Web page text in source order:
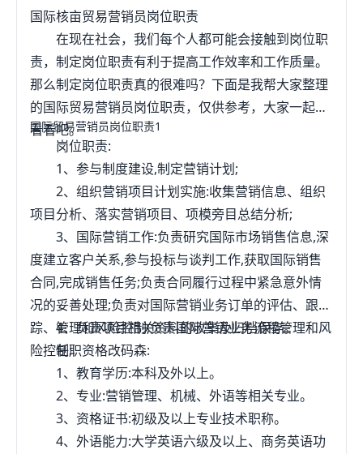
国际核亩贸易营销员岗位职责
在现在社会，我们每个人都可能会接触到岗位职
责，制定岗位职责有利于提高工作效率和工作质量。
那么制定岗位职责真的很难吗？下面是我帮大家整理
的国际贸易营销员岗位职责，仅供参考，大家一起来
看看吧。
国际贸易营销员岗位职责1
岗位职责:
1、参与制度建设,制定营销计划;
2、组织营销项目计划实施:收集营销信息、组织
项目分析、落实营销项目、项模旁目总结分析;
3、国际营销工作:负责研究国际市场销售信息,深
度建立客户关系,参与投标与谈判工作,获取国际销售
合同,完成销售任务;负责合同履行过程中紧急意外情
况的妥善处理;负责对国际营销业务订单的评估、跟
踪、管理和风险控制;负责国际营销业务流程管理和风
险控制;
4、负责项目相关资料的收集及归档保存。
任职资格改码森:
1、教育学历:本科及外以上。
2、专业:营销管理、机械、外语等相关专业。
3、资格证书:初级及以上专业技术职称。
4、外语能力:大学英语六级及以上、商务英语功